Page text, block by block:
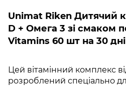
Unimat Riken Дитячий
D + Омега 3 зі смаком
Vitamins 60 шт на 30
Цей вітамінний комплекс
розроблений спеціально